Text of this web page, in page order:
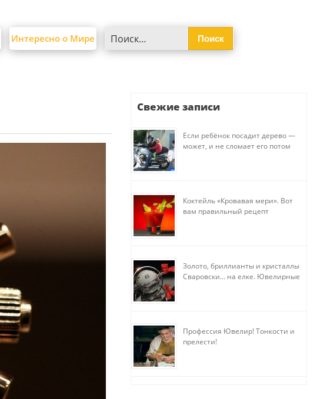
Интересно о Мире
Свежие записи
Если ребёнок посадит дерево —
может, и не сломает его потом
Коктейль «Кровавая мери». Вот
вам правильный рецепт
Золото, бриллианты и кристаллы
Сваровски… на елке. Ювелирные
Профессия Ювелир! Тонкости и
прелести!